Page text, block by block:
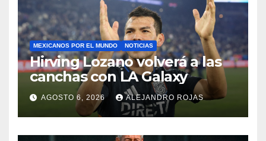
MEXICANOS POR EL MUNDO NOTICIAS
Hirving Lozano volverá a las
canchas con LA Galaxy
AGOSTO 6, 2026 ALEJANDRO ROJAS